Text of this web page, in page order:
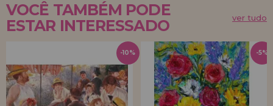
VOCÊ TAMBÉM PODE
ESTAR INTERESSADO
ver tudo
-10% -5%